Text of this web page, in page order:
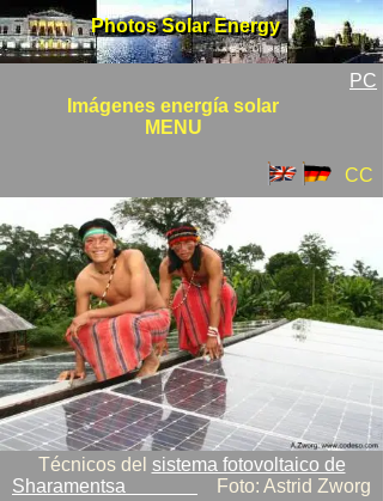
PC
Photos Solar Energy
Photos Solar Energy
Técnicos del sistema fotovoltaico de
Sharamentsa
Foto: Astrid Zworg
CC
Imágenes energía solar
MENU